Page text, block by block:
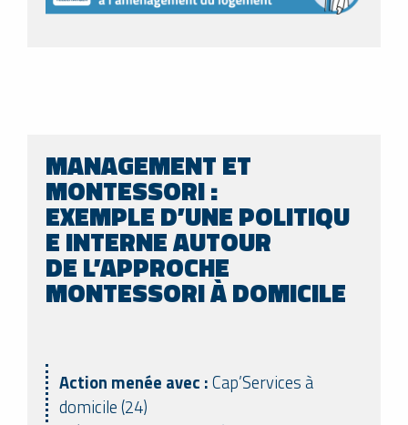
MANAGEMENT ET
MONTESSORI :
EXEMPLE D’UNE POLITIQU
E INTERNE AUTOUR
DE L’APPROCHE
MONTESSORI À DOMICILE
Action menée avec :Cap’Services à
domicile (24)